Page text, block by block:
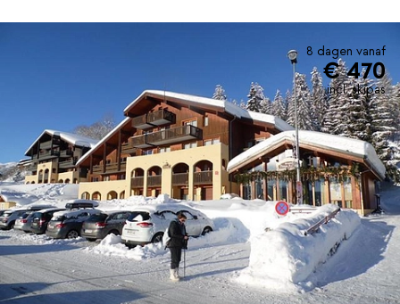
8 dagen vanaf
€ 470
incl. skipas